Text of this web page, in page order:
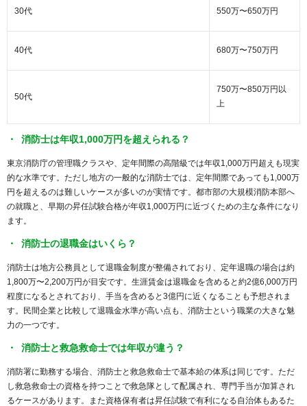
30代 550万〜650万円
40代 680万〜750万円
50代
750万〜850万円以
上
消防士は年収1,000万円を超えられる？
東京消防庁の管理職クラスや、定年間際の高階級では年収1,000万円超えも現実
的な水準です。ただし地方の一般的な消防士では、定年間際であっても1,000万
円を超えるのは難しいケースが多いのが実情です。都市部の大規模消防本部へ
の就職と、早期の昇任試験合格が年収1,000万円に近づくための主な条件になり
ます。
消防士の退職金はいくら？
消防士は地方公務員として退職金制度が整備されており、定年退職の場合は約
1,800万〜2,200万円が目安です。生涯賃金は退職金を含めると約2億6,000万円
程度になるとされており、手当を含めると3億円に近くなることも予想されま
す。民間企業と比較して退職金水準が高い点も、消防士という職業の大きな魅
力の一つです。
消防士と救急救命士では年収が違う？
消防署に勤務する場合、消防士と救急救命士で基本給の体系は同じです。ただ
し救急救命士の資格を持つことで救急隊として配属され、専門手当が加算され
るケースがあります。また資格保有者は昇任試験で有利になる自治体もあるた